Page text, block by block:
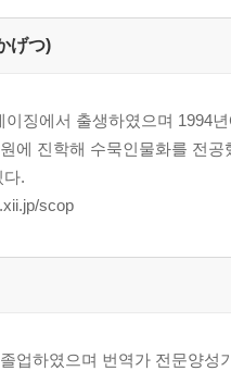
げつ)
이징에서 출생하였으며 1994
에 진학해 수묵인물화를 전
다.
scop
업하였으며 번역가 전문양